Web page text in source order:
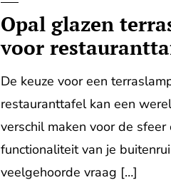
Opal glazen
voor
De keuze voor een
restauranttafel kan een
verschil maken voor de sfeer
functionaliteit van je
veelgehoorde vraag […]